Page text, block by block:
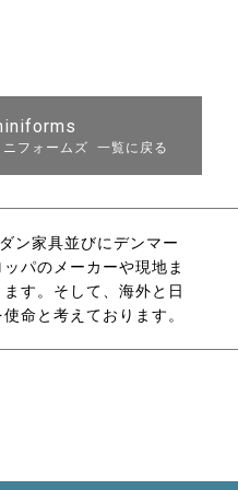
ニフォームズ 一覧に戻る
ン家具並びにデンマー
パのメーカーや現地ま
す。そして、海外と日
命と考えております。